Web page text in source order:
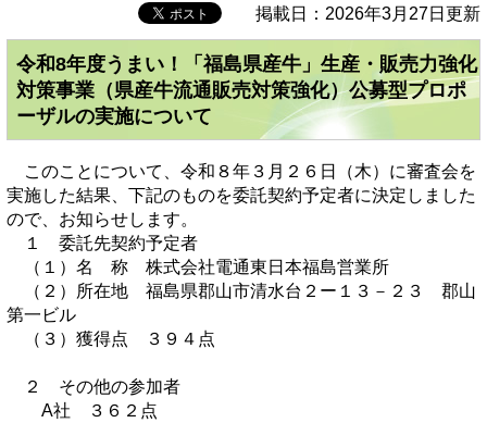
掲載日：2026年3月27日更新
令和8年度うまい！「福島県産牛」生産・販売力強化
対策事業（県産牛流通販売対策強化）公募型プロポ
ーザルの実施について
このことについて、令和８年３月２６日（木）に審査会を
実施した結果、下記のものを委託契約予定者に決定しました
ので、お知らせします。
１ 委託先契約予定者
（１）名 称 株式会社電通東日本福島営業所
（２）所在地 福島県郡山市清水台２ー１３－２３ 郡山
第一ビル
（３）獲得点 ３９４点
２ その他の参加者
A社 ３６２点